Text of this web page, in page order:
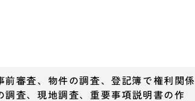
審査、物件の調査、登記簿で権利関係
査、現地調査、重要事項説明書の作